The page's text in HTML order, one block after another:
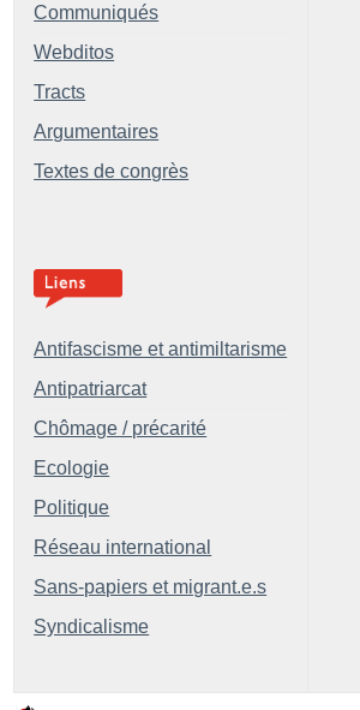
Communiqués
Webditos
Tracts
Argumentaires
Textes de congrès
Antifascisme et antimiltarisme
Antipatriarcat
Chômage / précarité
Ecologie
Politique
Réseau international
Sans-papiers et migrant.e.s
Syndicalisme